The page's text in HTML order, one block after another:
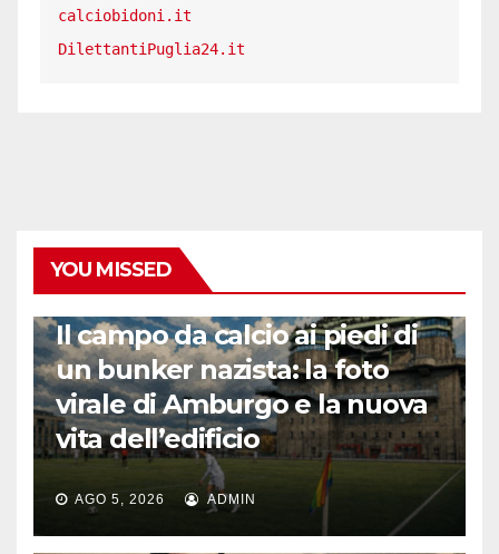
calciobidoni.it
DilettantiPuglia24.it
YOU MISSED
Il campo da calcio ai piedi di
un bunker nazista: la foto
virale di Amburgo e la nuova
vita dell’edificio
AGO 5, 2026 ADMIN
LA STORIA DEL CALCIO